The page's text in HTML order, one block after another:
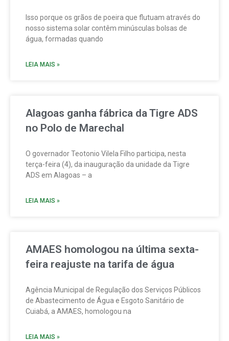
Isso porque os grãos de poeira que flutuam através do
nosso sistema solar contêm minúsculas bolsas de
água, formadas quando
LEIA MAIS »
Alagoas ganha fábrica da Tigre ADS
no Polo de Marechal
O governador Teotonio Vilela Filho participa, nesta
terça-feira (4), da inauguração da unidade da Tigre
ADS em Alagoas – a
LEIA MAIS »
AMAES homologou na última sexta-
feira reajuste na tarifa de água
Agência Municipal de Regulação dos Serviços Públicos
de Abastecimento de Água e Esgoto Sanitário de
Cuiabá, a AMAES, homologou na
LEIA MAIS »